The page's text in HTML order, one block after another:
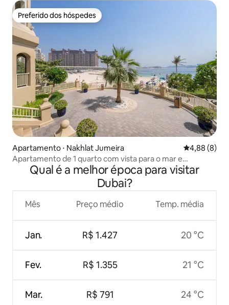
Preferido dos hóspedes
Preferido dos hóspedes
Apartamento ⋅ Nakhlat Jumeira 4,88 de uma
4,88 (8)
Apartamento de 1 quarto com vista para o mar e
palmeiras
Qual é a melhor época para visitar
Dubai?
Mês
Jan.
Fev.
Mar.
Preço médio
R$ 1.427
R$ 1.355
R$ 791
Temp. média
20 °C
21 °C
24 °C